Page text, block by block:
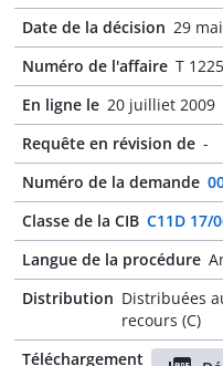
Date de la décision 29
Numéro de l'affaire T
En ligne le 20 juilliet 2009
Requête en révision de -
Numéro de la demande
Classe de la CIB C11D 17/
Langue de la procédure
Distribution Distribuées
recours (C)
Téléchargement